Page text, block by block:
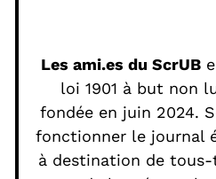
Les ami.es du ScrUB
loi 1901 à but non
fondée en juin 2024.
fonctionner le journal
à destination de